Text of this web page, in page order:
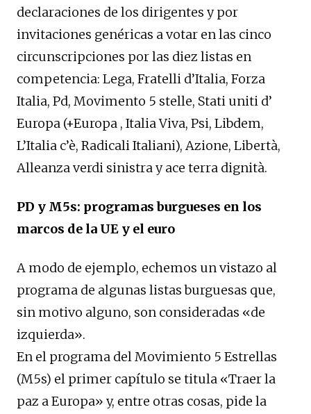
declaraciones de los dirigentes y por
invitaciones genéricas a votar en las cinco
circunscripciones por las diez listas en
competencia: Lega, Fratelli d’Italia, Forza
Italia, Pd, Movimento 5 stelle, Stati uniti d’
Europa (+Europa , Italia Viva, Psi, Libdem,
L’Italia c’è, Radicali Italiani), Azione, Libertà,
Alleanza verdi sinistra y ace terra dignità.
PD y M5s: programas burgueses en los
marcos de la UE y el euro
A modo de ejemplo, echemos un vistazo al
programa de algunas listas burguesas que,
sin motivo alguno, son consideradas «de
izquierda».
En el programa del Movimiento 5 Estrellas
(M5s) el primer capítulo se titula «Traer la
paz a Europa» y, entre otras cosas, pide la